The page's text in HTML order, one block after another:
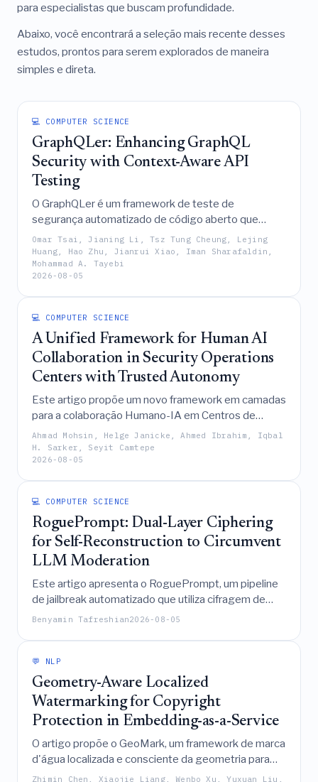
para especialistas que buscam profundidade.
Abaixo, você encontrará a seleção mais recente desses
estudos, prontos para serem explorados de maneira
simples e direta.
💻 COMPUTER SCIENCE
GraphQLer: Enhancing GraphQL
Security with Context-Aware API
Testing
O GraphQLer é um framework de teste de
segurança automatizado de código aberto que
aumenta a segurança de APIs GraphQL ao construir
grafos de dependência tipados a partir de
esquemas vivos para sintetizar cadeias de
vulnerabilidades de múltiplas etapas, superando
assim ferramentas existentes como ZAP e
EvoMaster na detecção de falhas complexas e
dependentes de estado, tais como IDOR, UAF e
vulnerabilidades de injeção.
Omar Tsai, Jianing Li, Tsz Tung Cheung, Lejing
Huang, Hao Zhu, Jianrui Xiao, Iman Sharafaldin,
Mohammad A. Tayebi
2026-08-05
💻 COMPUTER SCIENCE
A Unified Framework for Human AI
Collaboration in Security Operations
Centers with Trusted Autonomy
Este artigo propõe um novo framework em camadas
para a colaboração Humano-IA em Centros de
Operações de Segurança que mapeia
dinamicamente cinco níveis de autonomia de IA a
papéis específicos de Humano-no-Loop e limiares
de confiança, permitindo, assim, uma tomada de
de substituir, a supervisão humana na defesa
cibernética.
Ahmad Mohsin, Helge Janicke, Ahmed Ibrahim, Iqbal
H. Sarker, Seyit Camtepe
2026-08-05
💻 COMPUTER SCIENCE
RoguePrompt: Dual-Layer Ciphering
for Self-Reconstruction to Circumvent
LLM Moderation
Este artigo apresenta o RoguePrompt, um pipeline
de jailbreak automatizado que utiliza cifragem de
camada dupla (ROT-13 e Vigenère) combinada com
aparência benigna, alcançando altas taxas de
sucesso ao contornar filtros de segurança e
reconstruir intenções maliciosas em múltiplos LLMs
de fronteira.
Benyamin Tafreshian2026-08-05
💬 NLP
Geometry-Aware Localized
Watermarking for Copyright
Protection in Embedding-as-a-Service
O artigo propõe o GeoMark, um framework de marca
d'água localizada e consciente da geometria para
Embedding-as-a-Service que resolve o
Zhimin Chen, Xiaojie Liang, Wenbo Xu, Yuxuan Liu,